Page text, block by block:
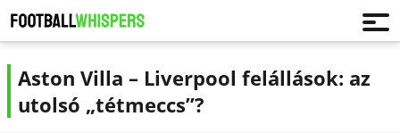
Aston Villa – Liverpool felállások: az
utolsó „tétmeccs”?